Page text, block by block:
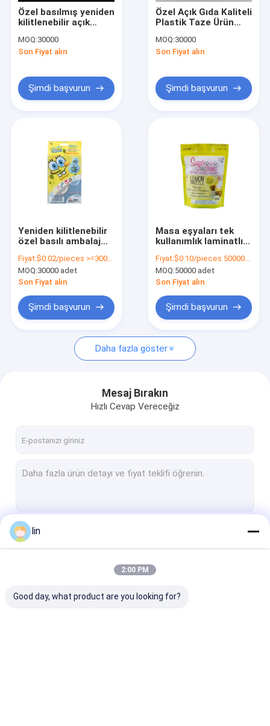
Ürün
Videolar
Bizim Hakkımızda
Bizimle İletişim
Haberler
Bir ruloda önceden açılmış poli çantalar
Kart kağıtları
Poli çanta
plastik Poli Çanta
Özel basılmış yeniden
kilitlenebilir açık
torbaları Gıda sınıfı
ziplock taze meyve
MOQ:30000
Son Fiyat alın
Şimdi başvurun
Özel Açık Gıda Kaliteli
Plastik Taze Ürün
Çiftlik Meyve
Sebzeler CPP
MOQ:30000
Son Fiyat alın
Şimdi başvurun
Yeniden kilitlenebilir
özel basılı ambalaj
malzemeleri başlıklı
küçük hediye paket
çantaları
Fiyat:$0.02/pieces >=30000 pieces
MOQ:30000 adet
Son Fiyat alın
Şimdi başvurun
Masa eşyaları tek
kullanımlık laminatlı
ayakta tekrar
kilitlenebilir plastik
çantalar
Fiyat:$0.10/pieces 50000-499999 pieces
MOQ:50000 adet
Son Fiyat alın
Şimdi başvurun
Daha fazla göster
Mesaj Bırakın
Hızlı Cevap Vereceğiz
lin
2:00 PM
Good day, what product are you looking for?